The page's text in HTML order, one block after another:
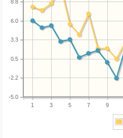
1 3 5 7 9
-5.0
-2.2
0.5
3.3
6.0
8.8